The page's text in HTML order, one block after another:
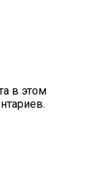
в этом